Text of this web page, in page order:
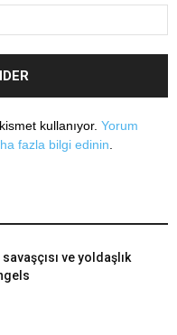
kullanıyor. Yorum
fazla bilgi edinin
savaşçısı ve yoldaşlık